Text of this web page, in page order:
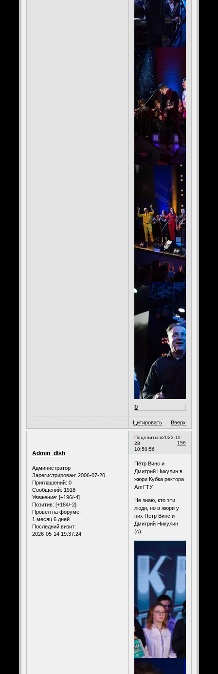
0
Цитировать Вверх
Поделиться
156
2023-11-
28
10:50:56
Admin_dlsh
Администратор
Зарегистрирован: 2006-07-20
Приглашений: 0
Сообщений: 1918
Уважение: [+196/-4]
Позитив: [+184/-2]
Провел на форуме:
1 месяц 6 дней
Последний визит:
2026-05-14 19:37:24
Пётр Винс и
Дмитрий Никулин в
жюри Кубка ректора
АлтГТУ
Не знаю, кто эти
люди, но в жюри у
них Пётр Винс и
Дмитрий Никулин
(с)